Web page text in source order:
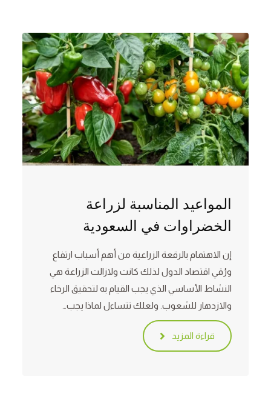
المواعيد المناسبة لزراعة
الخضراوات في السعودية
إن الاهتمام بالرقعة الزراعية من أهم أسباب ارتفاع
ورُقي اقتصاد الدول لذلك كانت ولازالت الزراعة هي
النشاط الأساسي الذي يجب القيام به لتحقيق الرخاء
والازدهار للشعوب. ولعلك تتساءل لماذا يجب…
قراءة المزيد